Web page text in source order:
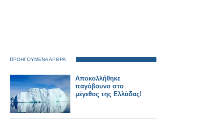
ΠΡΟΗΓΟΥΜΕΝΑ ΑΡΘΡΑ
Αποκολλήθηκε
παγόβουνο στο
μέγεθος της Ελλάδας!